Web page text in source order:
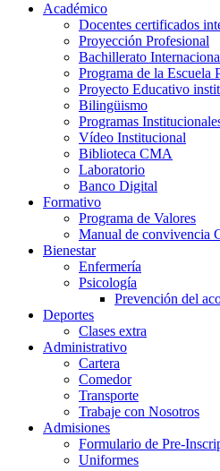
Académico
Docentes certificados
Proyección Profesional
Bachillerato
Programa de la Escuela
Proyecto Educativo
Bilingüismo
Programas
Vídeo Institucional
Biblioteca CMA
Laboratorio
Banco Digital
Formativo
Programa de Valores
Manual de convivencia
Bienestar
Enfermería
Psicología
Prevención del
Deportes
Clases extra
Administrativo
Cartera
Comedor
Transporte
Trabaje con Nosotros
Admisiones
Formulario de Pre-
Uniformes